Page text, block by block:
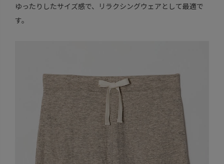
ゆったりしたサイズ感で、リラクシングウェアとして最適で
す。